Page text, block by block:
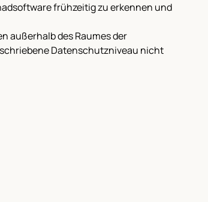
frühzeitig zu erkennen und
außerhalb des Raumes der
Datenschutzniveau nicht